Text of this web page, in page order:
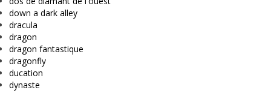
down a dark alley
dracula
dragon
dragon fantastique
dragonfly
ducation
dynaste